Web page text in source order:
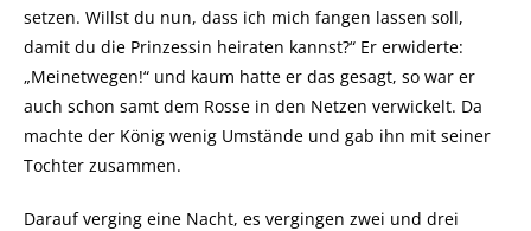
setzen. Willst du nun, dass ich mich fangen lassen soll,
damit du die Prinzessin heiraten kannst?“ Er erwiderte:
„Meinetwegen!“ und kaum hatte er das gesagt, so war er
auch schon samt dem Rosse in den Netzen verwickelt. Da
machte der König wenig Umstände und gab ihn mit seiner
Tochter zusammen.
Darauf verging eine Nacht, es vergingen zwei und drei